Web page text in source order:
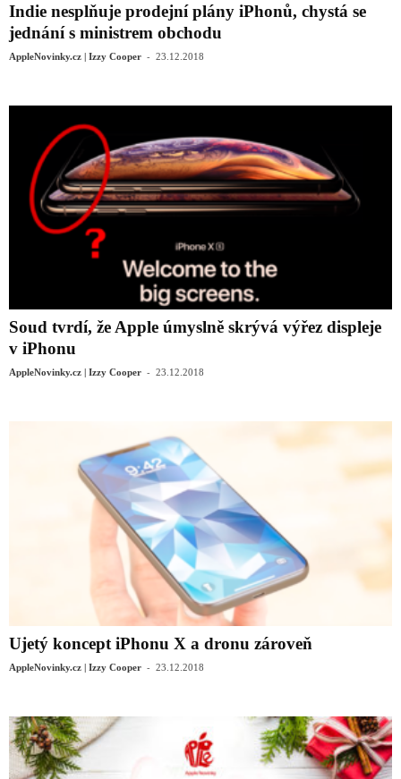
Indie nesplňuje prodejní plány iPhonů, chystá se
jednání s ministrem obchodu
AppleNovinky.cz | Izzy Cooper - 23.12.2018
Soud tvrdí, že Apple úmyslně skrývá výřez displeje
v iPhonu
AppleNovinky.cz | Izzy Cooper - 23.12.2018
Ujetý koncept iPhonu X a dronu zároveň
AppleNovinky.cz | Izzy Cooper - 23.12.2018